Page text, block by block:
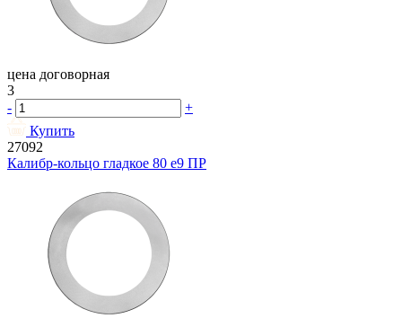
цена договорная
3
-
+
Купить
27092
Калибр-кольцо гладкое 80 e9 ПР